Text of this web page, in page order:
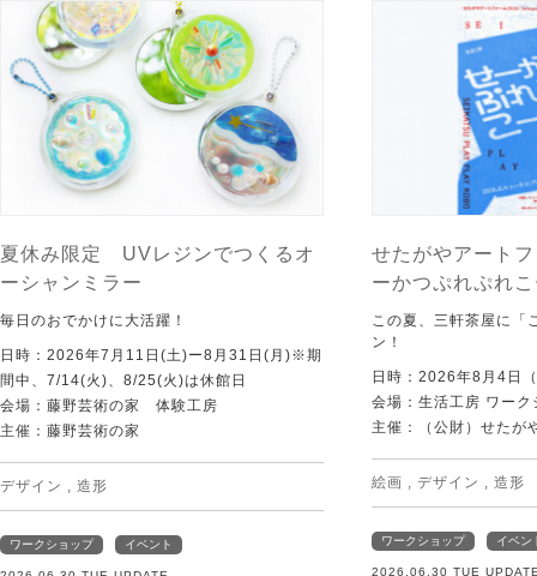
夏休み限定 UVレジンでつくるオ
ーシャンミラー
毎日のおでかけに大活躍！
日時：2026年7月11日(土)ー8月31日(月)※期
間中、7/14(火)、8/25(火)は休館日
会場：藤野芸術の家 体験工房
主催：藤野芸術の家
デザイン , 造形
ワークショップ イベント
せたがやアート
ーかつぷれぷれ
この夏、三軒茶屋に「
ン！
日時：2026年8月4日
会場：生活工房 ワー
主催：（公財）せたが
絵画 , デザイン , 造形
ワークショップ イベン
2026.06.30 TUE